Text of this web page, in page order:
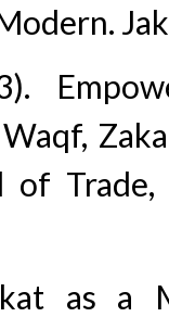
of Trade,
as a